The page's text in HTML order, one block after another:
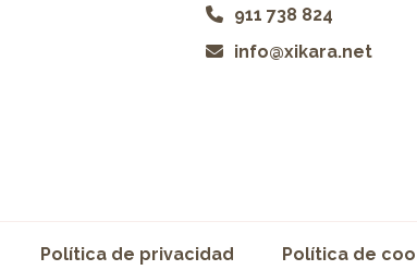
911 738 824
info@xikara.net
Política de privacidad Política de